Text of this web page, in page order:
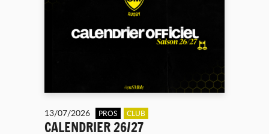
13/07/2026 PROS CLUB
CALENDRIER 26/27